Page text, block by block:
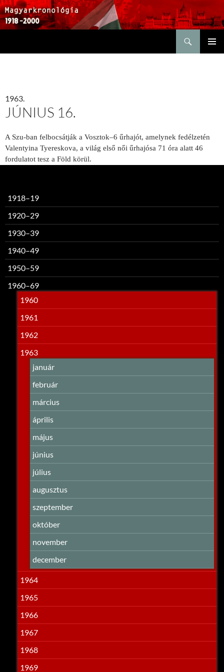
1963.
JÚNIUS 16.
A Szu-ban felbocsátják a Vosztok–6 űrhajót, amelynek fedélzetén
Valentyina Tyereskova, a világ első női űrhajósa 71 óra alatt 46
fordulatot tesz a Föld körül.
1918–19
1920–29
1930–39
1940–49
1950–59
1960–69
1960
1961
1962
1963
január
február
március
április
május
június
július
augusztus
szeptember
október
november
december
1964
1965
1966
1967
1968
1969